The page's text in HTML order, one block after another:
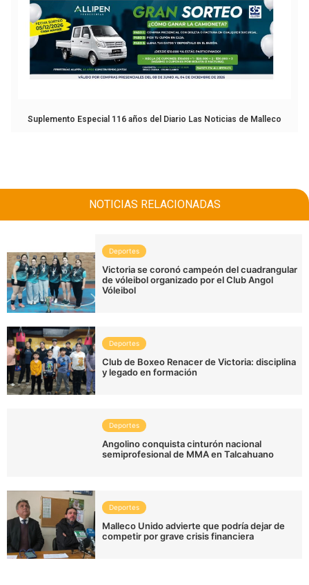
Suplemento Especial 116 años del Diario Las Noticias de Malleco
NOTICIAS RELACIONADAS
Deportes
Victoria se coronó campeón del cuadrangular
de vóleibol organizado por el Club Angol
Vóleibol
Deportes
Club de Boxeo Renacer de Victoria: disciplina
y legado en formación
Deportes
Angolino conquista cinturón nacional
semiprofesional de MMA en Talcahuano
Deportes
Malleco Unido advierte que podría dejar de
competir por grave crisis financiera